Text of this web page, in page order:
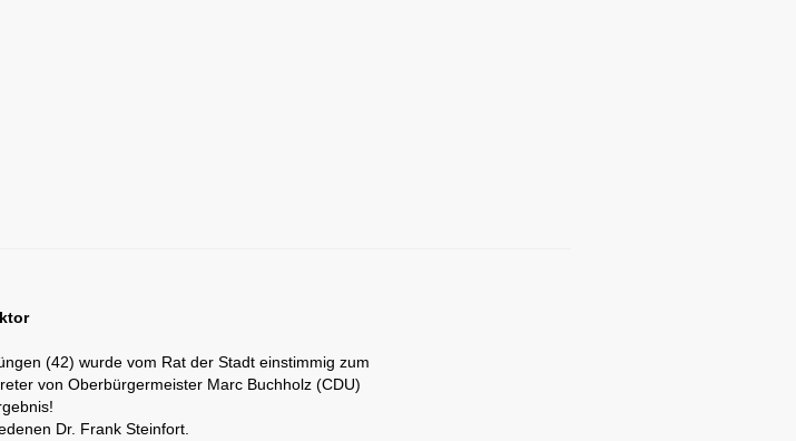
(42) wurde vom Rat der Stadt einstimmig zum
von Oberbürgermeister Marc Buchholz (CDU)
Dr. Frank Steinfort.